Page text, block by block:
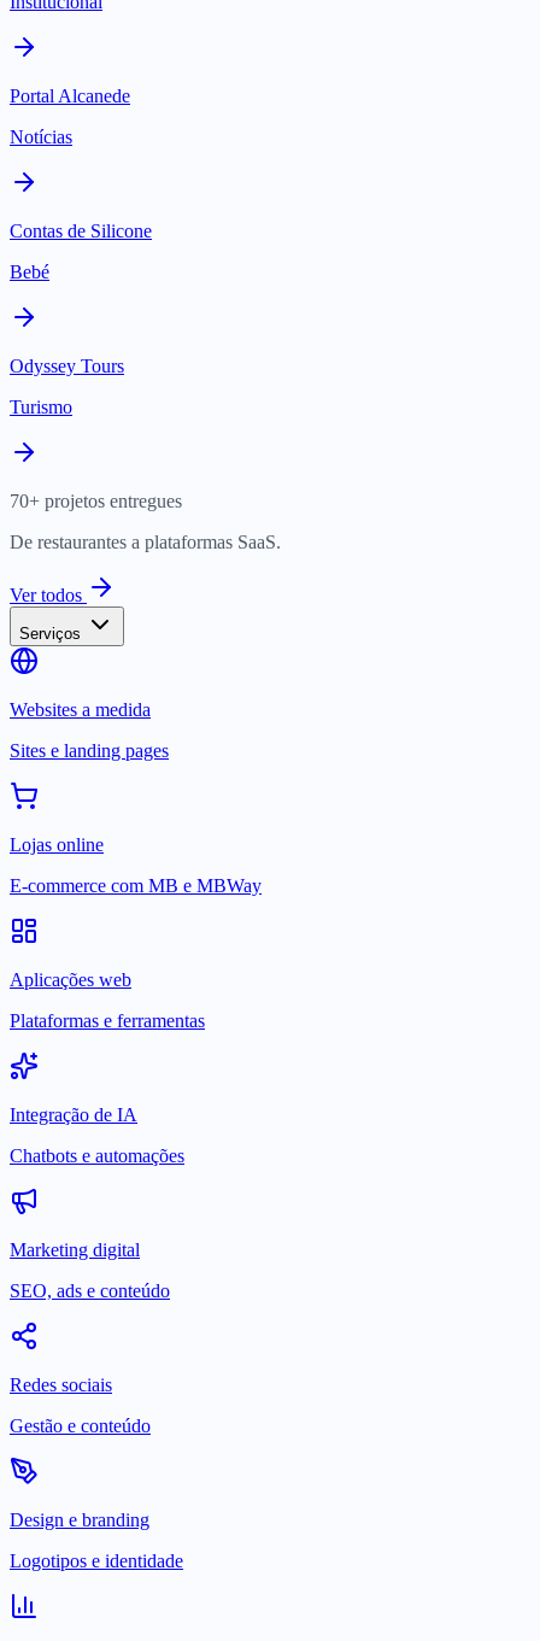
Portal Alcanede
Notícias
Contas de Silicone
Bebé
Odyssey Tours
Turismo
70+ projetos entregues
De restaurantes a plataformas SaaS.
Ver todos
Serviços
Websites a medida
Sites e landing pages
Lojas online
E-commerce com MB e MBWay
Aplicações web
Plataformas e ferramentas
Integração de IA
Chatbots e automações
Marketing digital
SEO, ads e conteúdo
Redes sociais
Gestão e conteúdo
Design e branding
Logotipos e identidade